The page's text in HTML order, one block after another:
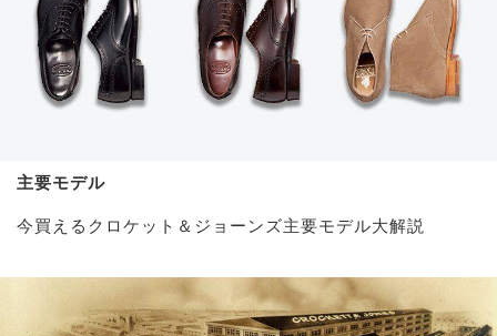
主要モデル
今買えるクロケット＆ジョーンズ主要モデル大解説